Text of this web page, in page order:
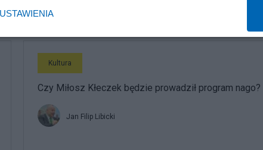
Kultura
Czy Miłosz Kłeczek będzie prowadził program nago?
Jan Filip Libicki
USTAWIENIA